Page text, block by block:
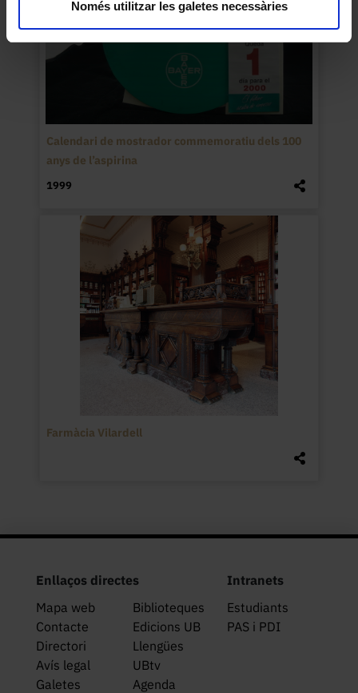
Només utilitzar les galetes necessàries
Calendari de mostrador commemoratiu dels 100
anys de l’aspirina
1999
Farmàcia Vilardell
Enllaços directes
Mapa web
Biblioteques
Contacte
Edicions UB
Directori
Llengües
Avís legal
UBtv
Galetes
Agenda
Intranets
Estudiants
PAS i PDI